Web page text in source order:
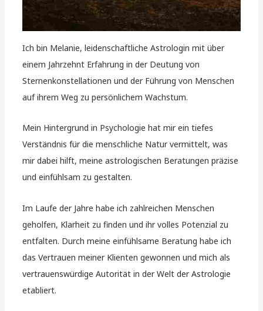
Ich bin Melanie, leidenschaftliche Astrologin mit über
einem Jahrzehnt Erfahrung in der Deutung von
Sternenkonstellationen und der Führung von Menschen
auf ihrem Weg zu persönlichem Wachstum.
Mein Hintergrund in Psychologie hat mir ein tiefes
Verständnis für die menschliche Natur vermittelt, was
mir dabei hilft, meine astrologischen Beratungen präzise
und einfühlsam zu gestalten.
Im Laufe der Jahre habe ich zahlreichen Menschen
geholfen, Klarheit zu finden und ihr volles Potenzial zu
entfalten. Durch meine einfühlsame Beratung habe ich
das Vertrauen meiner Klienten gewonnen und mich als
vertrauenswürdige Autorität in der Welt der Astrologie
etabliert.